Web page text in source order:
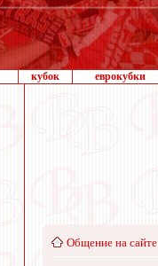
кубок еврокубки
Общение на сайте